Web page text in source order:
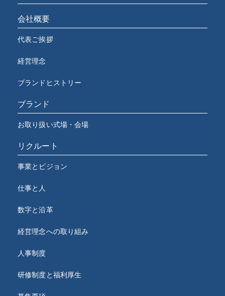
会社概要
代表ご挨拶
経営理念
ブランドヒストリー
ブランド
お取り扱い式場・会場
リクルート
事業とビジョン
仕事と人
数字と沿革
経営理念への取り組み
人事制度
研修制度と福利厚生